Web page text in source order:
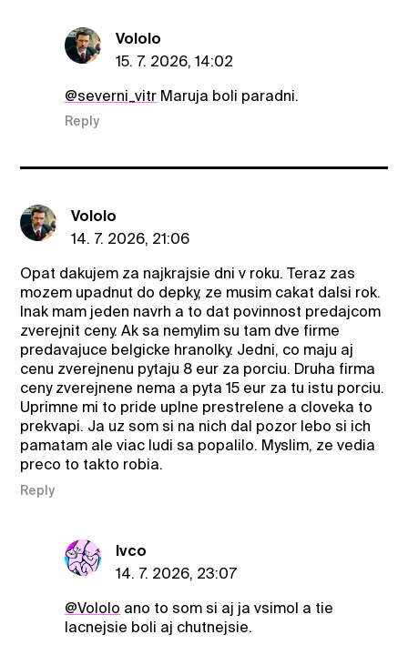
Vololo
15. 7. 2026, 14:02
@severni_vitrMaruja boli paradni.
Reply
Vololo
14. 7. 2026, 21:06
Opat dakujem za najkrajsie dni v roku. Teraz zas
mozem upadnut do depky, ze musim cakat dalsi rok.
Inak mam jeden navrh a to dat povinnost predajcom
zverejnit ceny. Ak sa nemylim su tam dve firme
predavajuce belgicke hranolky. Jedni, co maju aj
cenu zverejnenu pytaju 8 eur za porciu. Druha firma
ceny zverejnene nema a pyta 15 eur za tu istu porciu.
Uprimne mi to pride uplne prestrelene a cloveka to
prekvapi. Ja uz som si na nich dal pozor lebo si ich
pamatam ale viac ludi sa popalilo. Myslim, ze vedia
preco to takto robia.
Reply
Ivco
14. 7. 2026, 23:07
@Vololo ano to som si aj ja vsimol a tie
lacnejsie boli aj chutnejsie.